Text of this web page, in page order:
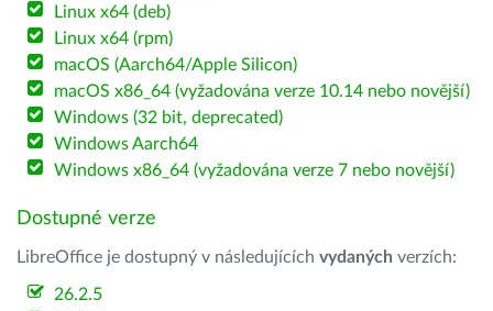
Linux x64 (deb)
Linux x64 (rpm)
macOS (Aarch64/Apple Silicon)
macOS x86_64 (vyžadována verze 10.14 nebo novější)
Windows (32 bit, deprecated)
Windows Aarch64
Windows x86_64 (vyžadována verze 7 nebo novější)
Dostupné verze
LibreOffice je dostupný v následujících vydaných verzích:
26.2.5